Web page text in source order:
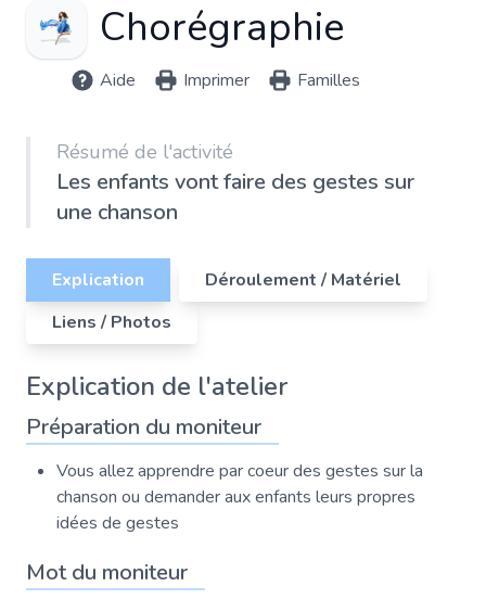
Chorégraphie
Aide Imprimer Familles
Résumé de l'activité
Les enfants vont faire des gestes sur
une chanson
Explication
Déroulement / Matériel
Liens / Photos
Explication de l'atelier
Préparation du moniteur
Vous allez apprendre par coeur des gestes sur la
chanson ou demander aux enfants leurs propres
idées de gestes
Mot du moniteur